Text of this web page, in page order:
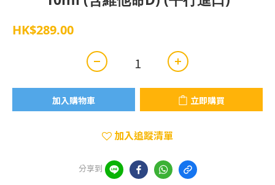
HK$289.00
加入購物車 立即購買
加入追蹤清單
分享到